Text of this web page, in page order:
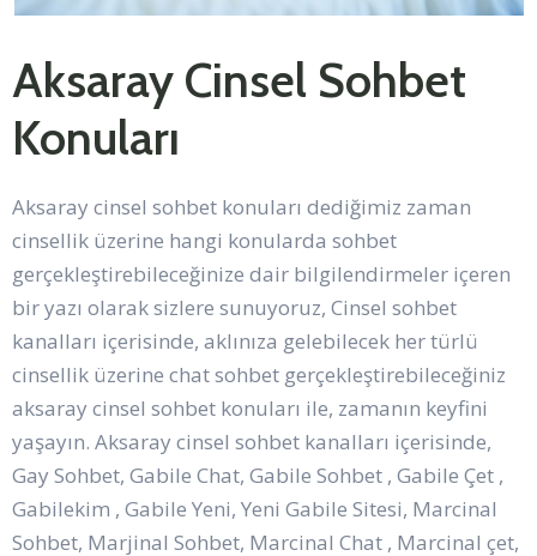
Aksaray Cinsel Sohbet
Konuları
Aksaray cinsel sohbet konuları dediğimiz zaman
cinsellik üzerine hangi konularda sohbet
gerçekleştirebileceğinize dair bilgilendirmeler içeren
bir yazı olarak sizlere sunuyoruz, Cinsel sohbet
kanalları içerisinde, aklınıza gelebilecek her türlü
cinsellik üzerine chat sohbet gerçekleştirebileceğiniz
aksaray cinsel sohbet konuları ile, zamanın keyfini
yaşayın. Aksaray cinsel sohbet kanalları içerisinde,
Gay Sohbet, Gabile Chat, Gabile Sohbet , Gabile Çet ,
Gabilekim , Gabile Yeni, Yeni Gabile Sitesi, Marcinal
Sohbet, Marjinal Sohbet, Marcinal Chat , Marcinal çet,